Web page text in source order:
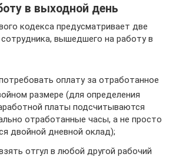
в выходной день
кодекса предусматривает две
вышедшего на работу в
оплату за отработанное
размере (для определения
платы подсчитываются
отработанные часы, а не просто
двойной дневной оклад);
отгул в любой другой рабочий